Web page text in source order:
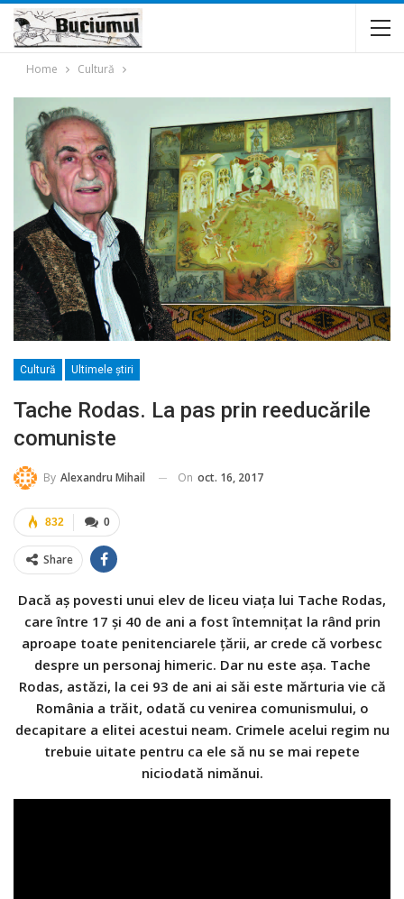
Home Cultură
Cultură Ultimele ştiri
Tache Rodas. La pas prin reeducările
comuniste
By Alexandru Mihail On oct. 16, 2017
0
832
Share
Dacă aş povesti unui elev de liceu viaţa lui Tache Rodas,
care între 17 şi 40 de ani a fost întemniţat la rând prin
aproape toate penitenciarele ţării, ar crede că vorbesc
despre un personaj himeric. Dar nu este aşa. Tache
Rodas, astăzi, la cei 93 de ani ai săi este mărturia vie că
România a trăit, odată cu venirea comunismului, o
decapitare a elitei acestui neam. Crimele acelui regim nu
trebuie uitate pentru ca ele să nu se mai repete
niciodată nimănui.